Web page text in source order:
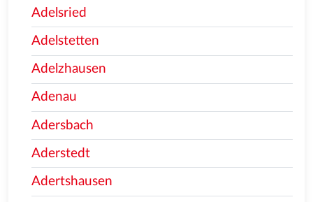
Adelsried
Adelstetten
Adelzhausen
Adenau
Adersbach
Aderstedt
Adertshausen